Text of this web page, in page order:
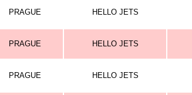
PRAGUE HELLO JETS
PRAGUE HELLO JETS
PRAGUE HELLO JETS